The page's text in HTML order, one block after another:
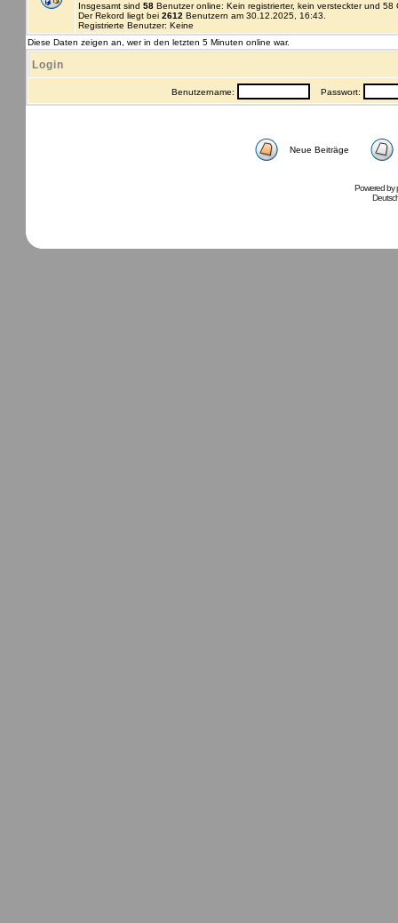
Insgesamt sind 58 Benutzer online: Kein registrierter, kein versteckter und
Der Rekord liegt bei 2612 Benutzern am 30.12.2025, 16:43.
Registrierte Benutzer: Keine
Diese Daten zeigen an, wer in den letzten 5 Minuten online war.
Login
Benutzername: Passwort:
Neue Beiträge
Powered by